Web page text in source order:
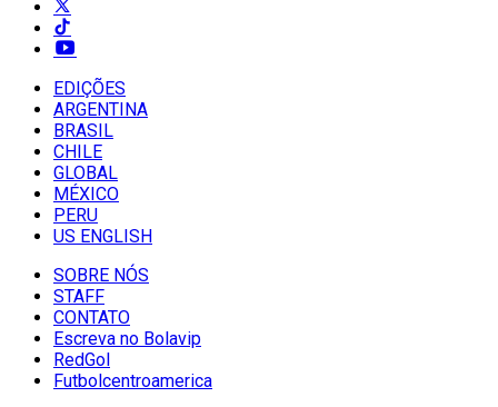
EDIÇÕES
ARGENTINA
BRASIL
CHILE
GLOBAL
MÉXICO
PERU
US ENGLISH
SOBRE NÓS
STAFF
CONTATO
Escreva no Bolavip
RedGol
Futbolcentroamerica